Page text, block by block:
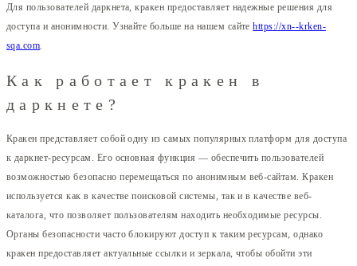
Для пользователей даркнета, кракен предоставляет надежные решения для
доступа и анонимности. Узнайте больше на нашем сайтеhttps://xn--krken-
sqa.com.
Как работает кракен в
даркнете?
Кракен представляет собой одну из самых популярных платформ для доступа
к даркнет-ресурсам. Его основная функция — обеспечить пользователей
возможностью безопасно перемещаться по анонимным веб-сайтам. Кракен
используется как в качестве поисковой системы, так и в качестве веб-
каталога, что позволяет пользователям находить необходимые ресурсы.
Органы безопасности часто блокируют доступ к таким ресурсам, однако
кракен предоставляет актуальные ссылки и зеркала, чтобы обойти эти